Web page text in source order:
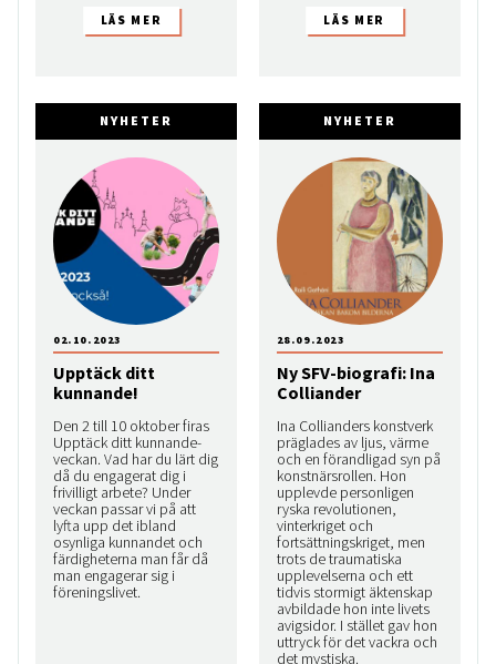
NYHETER
Upptäck ditt
kunnande!
Den 2 till 10 oktober firas
Upptäck ditt kunnande-
veckan. Vad har du lärt dig
då du engagerat dig i
frivilligt arbete? Under
veckan passar vi på att
lyfta upp det ibland
osynliga kunnandet och
färdigheterna man får då
man engagerar sig i
föreningslivet.
02.10.2023
NYHETER
Ny SFV-biografi: Ina
Colliander
Ina Collianders konstverk
präglades av ljus, värme
och en förandligad syn på
konstnärsrollen. Hon
upplevde personligen
ryska revolutionen,
vinterkriget och
fortsättningskriget, men
trots de traumatiska
upplevelserna och ett
tidvis stormigt äktenskap
avbildade hon inte livets
avigsidor. I stället gav hon
uttryck för det vackra och
det mystiska.
28.09.2023